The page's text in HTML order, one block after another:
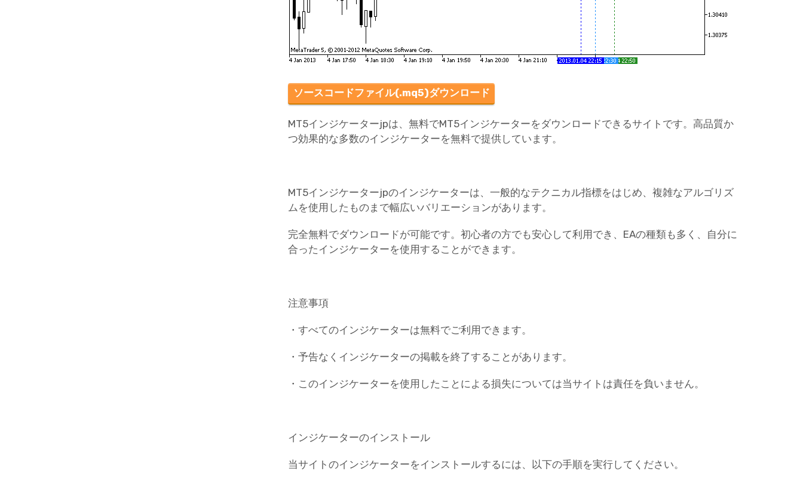
ソースコードファイル(.mq5)ダウンロード
MT5インジケーターjpは、無料でMT5インジケーターをダウンロードできるサイトです。高品質か
つ効果的な多数のインジケーターを無料で提供しています。
MT5インジケーターjpのインジケーターは、一般的なテクニカル指標をはじめ、複雑なアルゴリズ
ムを使用したものまで幅広いバリエーションがあります。
完全無料でダウンロードが可能です。初心者の方でも安心して利用でき、EAの種類も多く、自分に
合ったインジケーターを使用することができます。
注意事項
・すべてのインジケーターは無料でご利用できます。
・予告なくインジケーターの掲載を終了することがあります。
・このインジケーターを使用したことによる損失については当サイトは責任を負いません。
インジケーターのインストール
当サイトのインジケーターをインストールするには、以下の手順を実行してください。